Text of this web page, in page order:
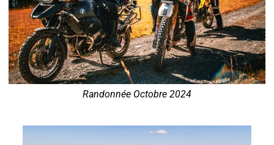
Randonnée Octobre 2024